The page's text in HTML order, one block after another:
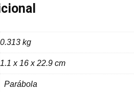
0.313 kg
1.1 x 16 x 22.9 cm
Parábola